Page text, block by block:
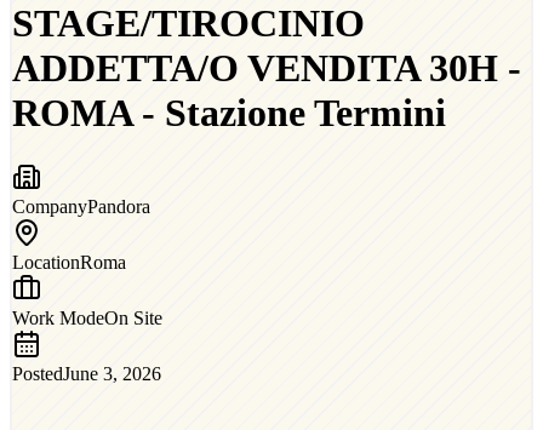
STAGE/TIROCINIO
ADDETTA/O VENDITA 30H -
ROMA - Stazione Termini
CompanyPandora
LocationRoma
Work ModeOn Site
PostedJune 3, 2026